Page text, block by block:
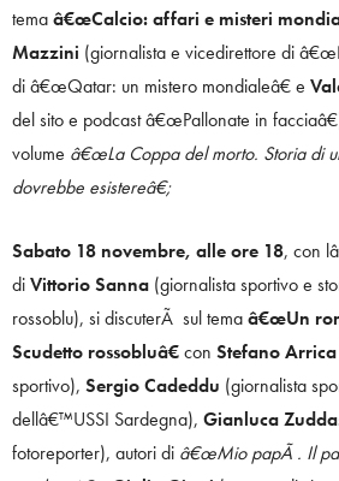
temaâ€œCalcio: affari e misteri
Mazzini (giornalista e vicedirettore di
di â€œQatar: un mistero mondialeâ€ e
del sito e podcast â€œPallonate in
volume â€œLa Coppa del morto. Storia di
dovrebbe esistereâ€;
Sabato 18 novembre, alle ore 18, con
diVittorio Sanna (giornalista sportivo e
rossoblu), si discuterÃ sul temaâ€œUn
Scudetto rossobluâ€con Stefano Arrica
sportivo), Sergio Cadeddu (giornalista
dellâ€™USSI Sardegna), Gianluca
fotoreporter), autori di â€œMio papÃ . Il